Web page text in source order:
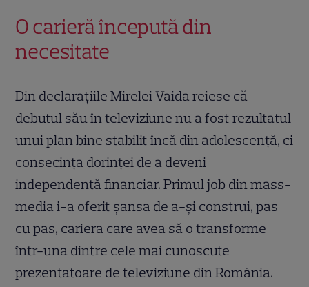
O carieră începută din
necesitate
Din declarațiile Mirelei Vaida reiese că
debutul său în televiziune nu a fost rezultatul
unui plan bine stabilit încă din adolescență, ci
consecința dorinței de a deveni
independentă financiar. Primul job din mass-
media i-a oferit șansa de a-și construi, pas
cu pas, cariera care avea să o transforme
într-una dintre cele mai cunoscute
prezentatoare de televiziune din România.